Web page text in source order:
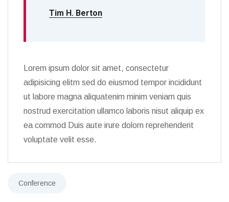
Tim H. Berton
Lorem ipsum dolor sit amet, consectetur
adipisicing elitm sed do eiusmod tempor incididunt
ut labore magna aliquatenim minim veniam quis
nostrud exercitation ullamco laboris nisut aliquip ex
ea commod Duis aute irure dolorn reprehenderit
voluptate velit esse.
Conference